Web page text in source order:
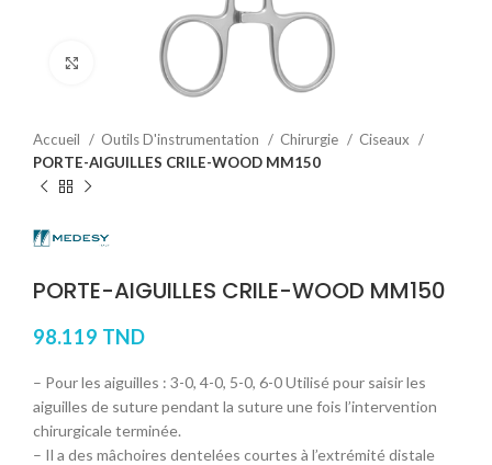
Cliquez pour agrandir
Accueil Outils D'instrumentation Chirurgie
Ciseaux
PORTE-AIGUILLES CRILE-WOOD MM150
PORTE-AIGUILLES CRILE-WOOD MM150
98.119 TND
– Pour les aiguilles : 3-0, 4-0, 5-0, 6-0 Utilisé pour saisir les
aiguilles de suture pendant la suture une fois l’intervention
chirurgicale terminée.
– Il a des mâchoires dentelées courtes à l’extrémité distale